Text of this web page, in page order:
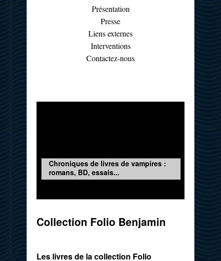
Présentation
Presse
Liens externes
Interventions
Contactez-nous
Chroniques de livres de vampires :
romans, BD, essais...
Collection Folio Benjamin
Les livres de la collection Folio